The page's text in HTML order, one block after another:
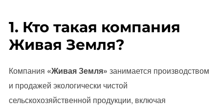
1. Кто такая компания
Живая Земля?
Компания «Живая Земля» занимается производством
и продажей экологически чистой
сельскохозяйственной продукции, включая